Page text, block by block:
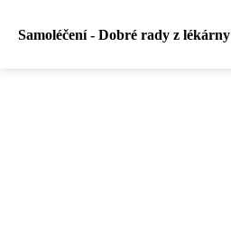
Samoléčení - Dobré rady z lékárny